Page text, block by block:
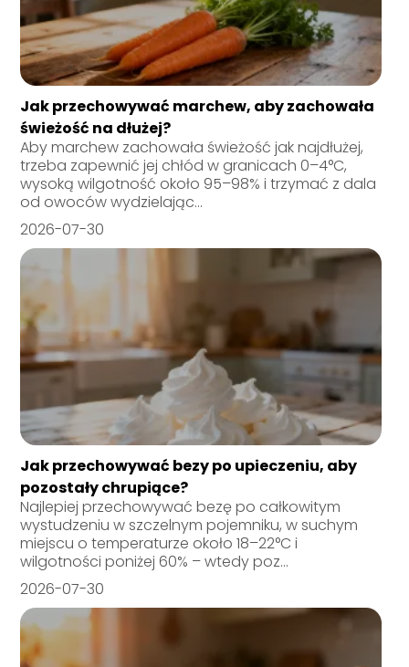
Jak przechowywać marchew, aby zachowała
świeżość na dłużej?
Aby marchew zachowała świeżość jak najdłużej,
trzeba zapewnić jej chłód w granicach 0–4°C,
wysoką wilgotność około 95–98% i trzymać z dala
od owoców wydzielając...
2026-07-30
Jak przechowywać bezy po upieczeniu, aby
pozostały chrupiące?
Najlepiej przechowywać bezę po całkowitym
wystudzeniu w szczelnym pojemniku, w suchym
miejscu o temperaturze około 18–22°C i
wilgotności poniżej 60% – wtedy poz...
2026-07-30